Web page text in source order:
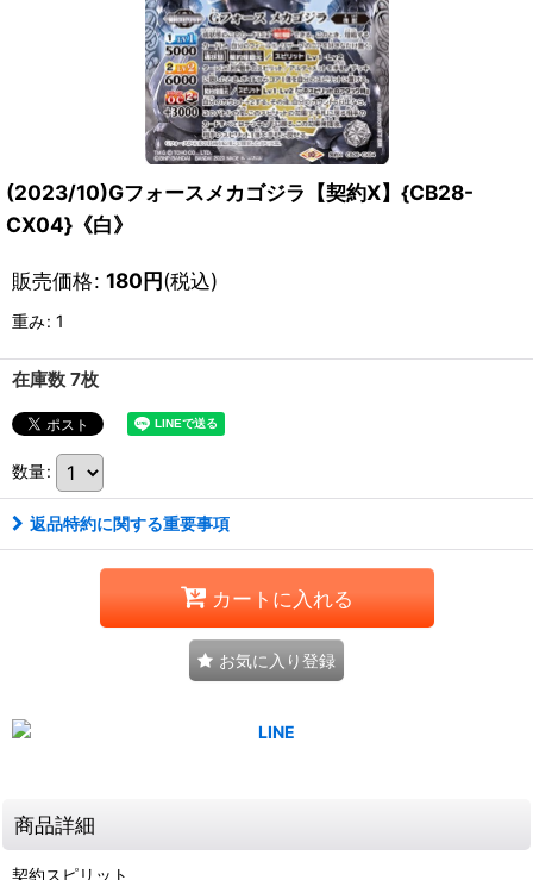
(2023/10)Gフォースメカゴジラ【契約X】{CB28-
CX04}《白》
販売価格: 180円(税込)
重み: 1
在庫数 7枚
数量:
返品特約に関する重要事項
カートに入れる
お気に入り登録
商品詳細
契約スピリット